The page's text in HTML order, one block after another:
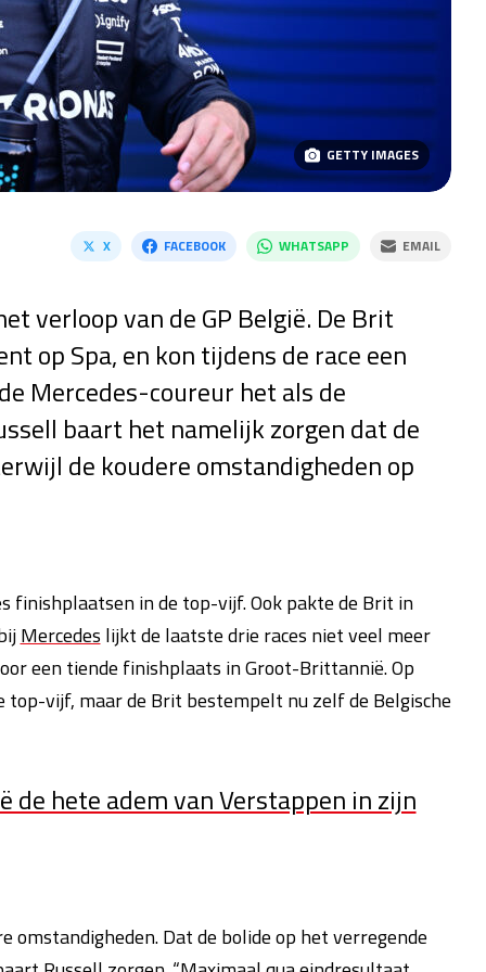
GETTY IMAGES
X FACEBOOK WHATSAPP EMAIL
verloop van de GP België. De Brit
op Spa, en kon tijdens de race een
Mercedes-coureur het als de
baart het namelijk zorgen dat de
de koudere omstandigheden op
finishplaatsen in de top-vijf. Ook pakte de Brit in
Mercedes lijkt de laatste drie races niet veel meer
een tiende finishplaats in Groot-Brittannië. Op
top-vijf, maar de Brit bestempelt nu zelf de Belgische
de hete adem van Verstappen in zijn
omstandigheden. Dat de bolide op het verregende